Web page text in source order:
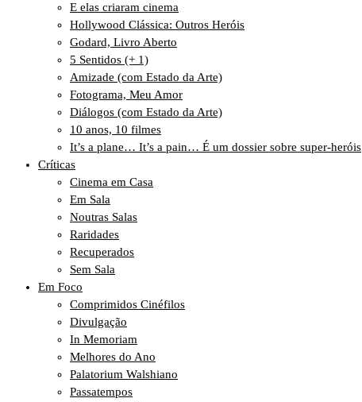
E elas criaram cinema
Hollywood Clássica: Outros Heróis
Godard, Livro Aberto
5 Sentidos (+ 1)
Amizade (com Estado da Arte)
Fotograma, Meu Amor
Diálogos (com Estado da Arte)
10 anos, 10 filmes
It’s a plane… It’s a pain… É um dossier sobre super-heróis
Críticas
Cinema em Casa
Em Sala
Noutras Salas
Raridades
Recuperados
Sem Sala
Em Foco
Comprimidos Cinéfilos
Divulgação
In Memoriam
Melhores do Ano
Palatorium Walshiano
Passatempos